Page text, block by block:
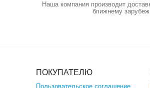
Наша компания производит
ближнему
ПОКУПАТЕЛЮ
Пользовательское соглашение